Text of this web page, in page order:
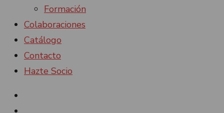
Formación
Colaboraciones
Catálogo
Contacto
Hazte Socio